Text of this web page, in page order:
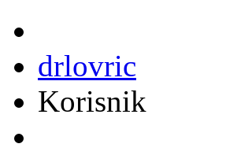
drlovric
Korisnik